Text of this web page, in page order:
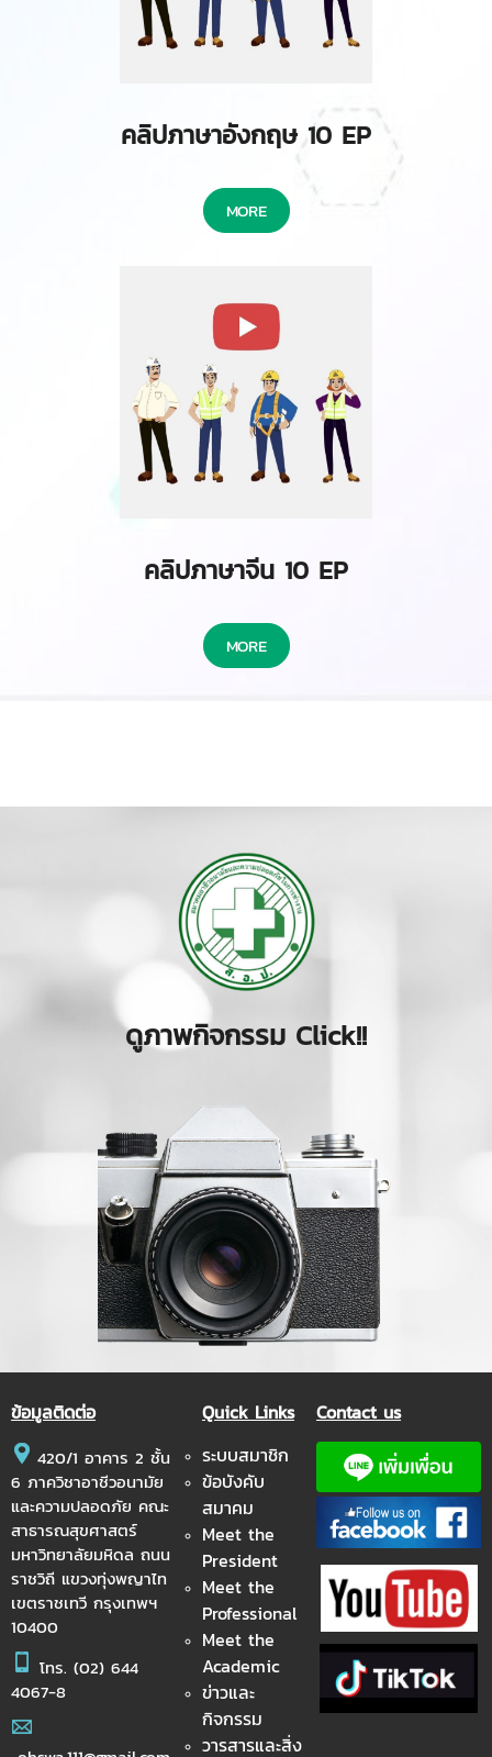
คลิปภาษาอังกฤษ 10 EP
MORE
คลิปภาษาจีน 10 EP
MORE
ดูภาพกิจกรรม Click!!
ข้อมูลติดต่อ
420/1 อาคาร 2 ชั้น
6 ภาควิชาอาชีวอนามัย
และความปลอดภัย คณะ
สาธารณสุขศาสตร์
มหาวิทยาลัยมหิดล ถนน
ราชวิถี แขวงทุ่งพญาไท
เขตราชเทวี กรุงเทพฯ
10400
โทร. (02) 644
4067-8
Quick Links
ระบบสมาชิก
ข้อบังคับ
สมาคม
Meet the
President
Meet the
Professional
Meet the
Academic
ข่าวและ
กิจกรรม
วารสารและสิ่ง
Contact us